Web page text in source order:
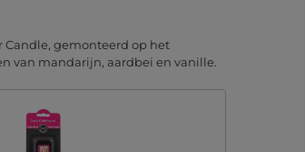
Candle, gemonteerd op het
van mandarijn, aardbei en vanille.